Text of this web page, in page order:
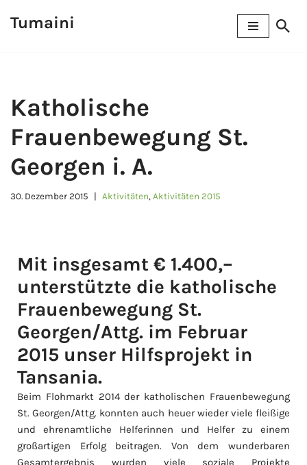
Tumaini
Katholische
Frauenbewegung St.
Georgen i. A.
30. Dezember 2015 Aktivitäten, Aktivitäten 2015
Mit insgesamt € 1.400,–
unterstützte die katholische
Frauenbewegung St.
Georgen/Attg. im Februar
2015 unser Hilfsprojekt in
Tansania.
Beim Flohmarkt 2014 der katholischen Frauenbewegung
St. Georgen/Attg. konnten auch heuer wieder viele fleißige
und ehrenamtliche Helferinnen und Helfer zu einem
großartigen Erfolg beitragen. Von dem wunderbaren
Gesamtergebnis wurden viele soziale Projekte